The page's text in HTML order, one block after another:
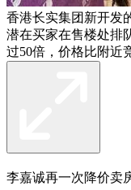
香港长实集团新开发
潜在买家在售楼处排
过50倍，价格比附近
李嘉诚再一次降价卖